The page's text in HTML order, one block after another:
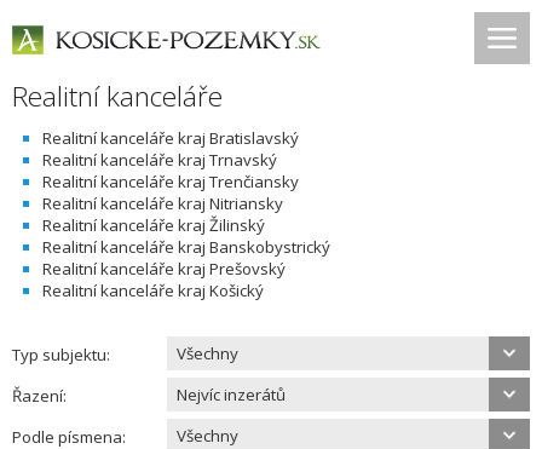
Realitní kanceláře
Realitní kanceláře kraj Bratislavský
Realitní kanceláře kraj Trnavský
Realitní kanceláře kraj Trenčiansky
Realitní kanceláře kraj Nitriansky
Realitní kanceláře kraj Žilinský
Realitní kanceláře kraj Banskobystrický
Realitní kanceláře kraj Prešovský
Realitní kanceláře kraj Košický
Typ subjektu:
Všechny
Řazení:
Nejvíc inzerátů
Podle písmena:
Všechny